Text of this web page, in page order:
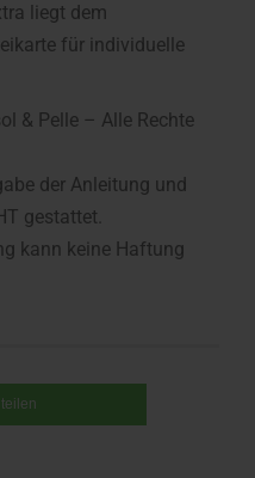
liegt dem
für individuelle
& Pelle – Alle Rechte
der Anleitung und
gestattet.
kann keine Haftung
teilen